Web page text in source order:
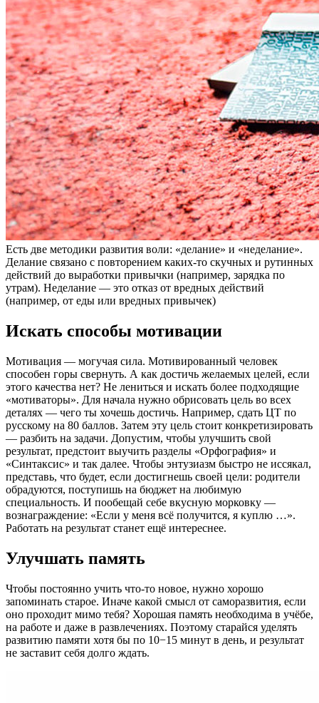
Есть две методики развития воли: «делание» и «неделание».
Делание связано с повторением каких-то скучных и рутинных
действий до выработки привычки (например, зарядка по
утрам). Неделание — это отказ от вредных действий
(например, от еды или вредных привычек)
Искать способы мотивации
Мотивация — могучая сила. Мотивированный человек
способен горы свернуть. А как достичь желаемых целей, если
этого качества нет? Не лениться и искать более подходящие
«мотиваторы». Для начала нужно обрисовать цель во всех
деталях — чего ты хочешь достичь. Например, сдать ЦТ по
русскому на 80 баллов. Затем эту цель стоит конкретизировать
— разбить на задачи. Допустим, чтобы улучшить свой
результат, предстоит выучить разделы «Орфография» и
«Синтаксис» и так далее. Чтобы энтузиазм быстро не иссякал,
представь, что будет, если достигнешь своей цели: родители
обрадуются, поступишь на бюджет на любимую
специальность. И пообещай себе вкусную морковку —
вознаграждение: «Если у меня всё получится, я куплю …».
Работать на результат станет ещё интереснее.
Улучшать память
Чтобы постоянно учить что-то новое, нужно хорошо
запоминать старое. Иначе какой смысл от саморазвития, если
оно проходит мимо тебя? Хорошая память необходима в учёбе,
на работе и даже в развлечениях. Поэтому старайся уделять
развитию памяти хотя бы по 10−15 минут в день, и результат
не заставит себя долго ждать.